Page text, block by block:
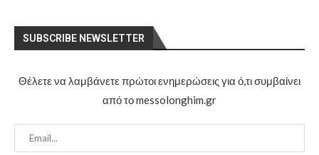
SUBSCRIBE NEWSLETTER
Θέλετε να λαμβάνετε πρώτοι ενημερώσεις για ό,τι συμβαίνει
από το messolonghim.gr